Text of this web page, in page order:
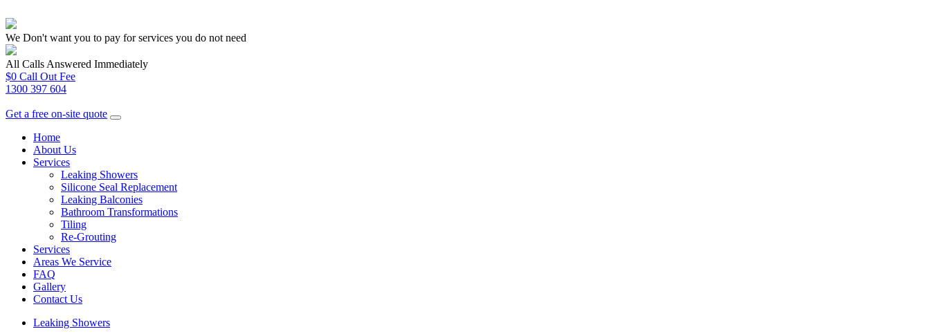
We Don't want you to pay for services you do not need
All Calls Answered Immediately
$0 Call Out Fee
1300 397 604
Get a free on-site quote
Home
About Us
Services
Leaking Showers
Silicone Seal Replacement
Leaking Balconies
Bathroom Transformations
Tiling
Re-Grouting
Services
Areas We Service
FAQ
Gallery
Contact Us
Leaking Showers